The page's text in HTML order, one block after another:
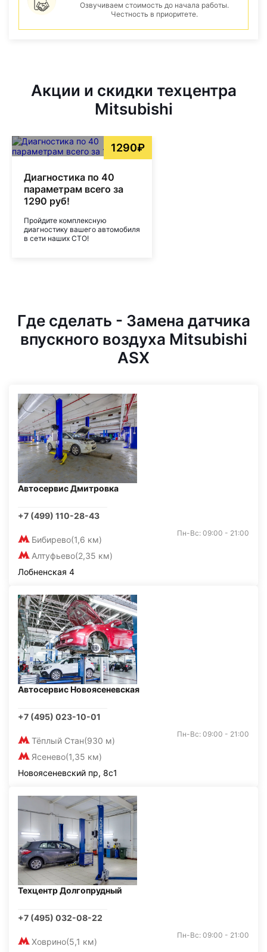
Озвучиваем стоимость до начала работы.
Честность в приоритете.
Акции и скидки техцентра
Mitsubishi
1290₽
Диагностика по 40
параметрам всего за
1290 руб!
Пройдите комплексную
диагностику вашего автомобиля
в сети наших СТО!
Где сделать - Замена датчика
впускного воздуха Mitsubishi
ASX
Автосервис Дмитровка
+7 (499) 110-28-43
Бибирево(1,6 км)
Алтуфьево(2,35 км)
Пн-Вс: 09:00 - 21:00
Лобненская 4
Автосервис Новоясеневская
+7 (495) 023-10-01
Тёплый Стан(930 м)
Ясенево(1,35 км)
Пн-Вс: 09:00 - 21:00
Новоясеневский пр, 8с1
Техцентр Долгопрудный
+7 (495) 032-08-22
Ховрино(5,1 км)
Пн-Вс: 09:00 - 21:00